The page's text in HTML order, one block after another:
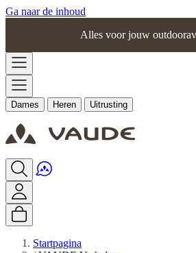
Ga naar de inhoud
Alles voor jouw
Dames Heren Uitrusting
Startpagina